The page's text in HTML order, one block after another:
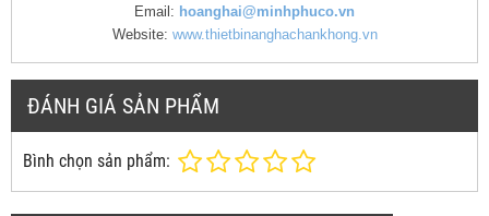
Email: hoanghai@minhphuco.vn
Website: www.thietbinanghachankhong.vn
ĐÁNH GIÁ SẢN PHẨM
Bình chọn sản phẩm: